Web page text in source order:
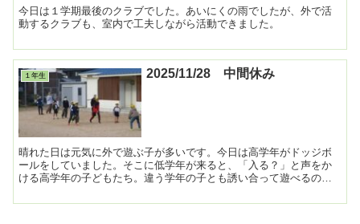
今日は１学期最後のクラブでした。あいにくの雨でしたが、外で活
動するクラブも、室内で工夫しながら活動できました。
１年生 2025/11/28 中間休み
晴れた日は元気に外で遊ぶ子が多いです。今日は高学年がドッジボ
ールをしていました。そこに低学年が来ると、「入る？」と声をか
ける高学年の子どもたち。違う学年の子とも誘い合って遊べるのは